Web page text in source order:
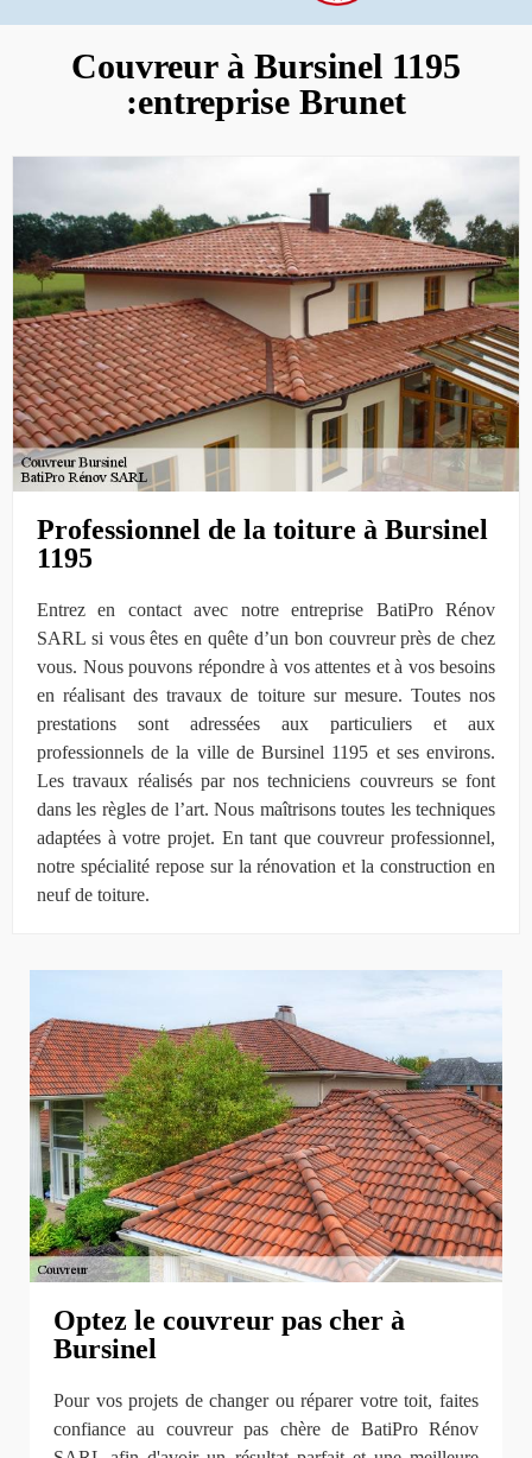
Couvreur à Bursinel 1195
:entreprise Brunet
Professionnel de la toiture à Bursinel
1195
Entrez en contact avec notre entreprise BatiPro Rénov
SARL si vous êtes en quête d’un bon couvreur près de chez
vous. Nous pouvons répondre à vos attentes et à vos besoins
en réalisant des travaux de toiture sur mesure. Toutes nos
prestations sont adressées aux particuliers et aux
professionnels de la ville de Bursinel 1195 et ses environs.
Les travaux réalisés par nos techniciens couvreurs se font
dans les règles de l’art. Nous maîtrisons toutes les techniques
adaptées à votre projet. En tant que couvreur professionnel,
notre spécialité repose sur la rénovation et la construction en
neuf de toiture.
Optez le couvreur pas cher à
Bursinel
Pour vos projets de changer ou réparer votre toit, faites
confiance au couvreur pas chère de BatiPro Rénov